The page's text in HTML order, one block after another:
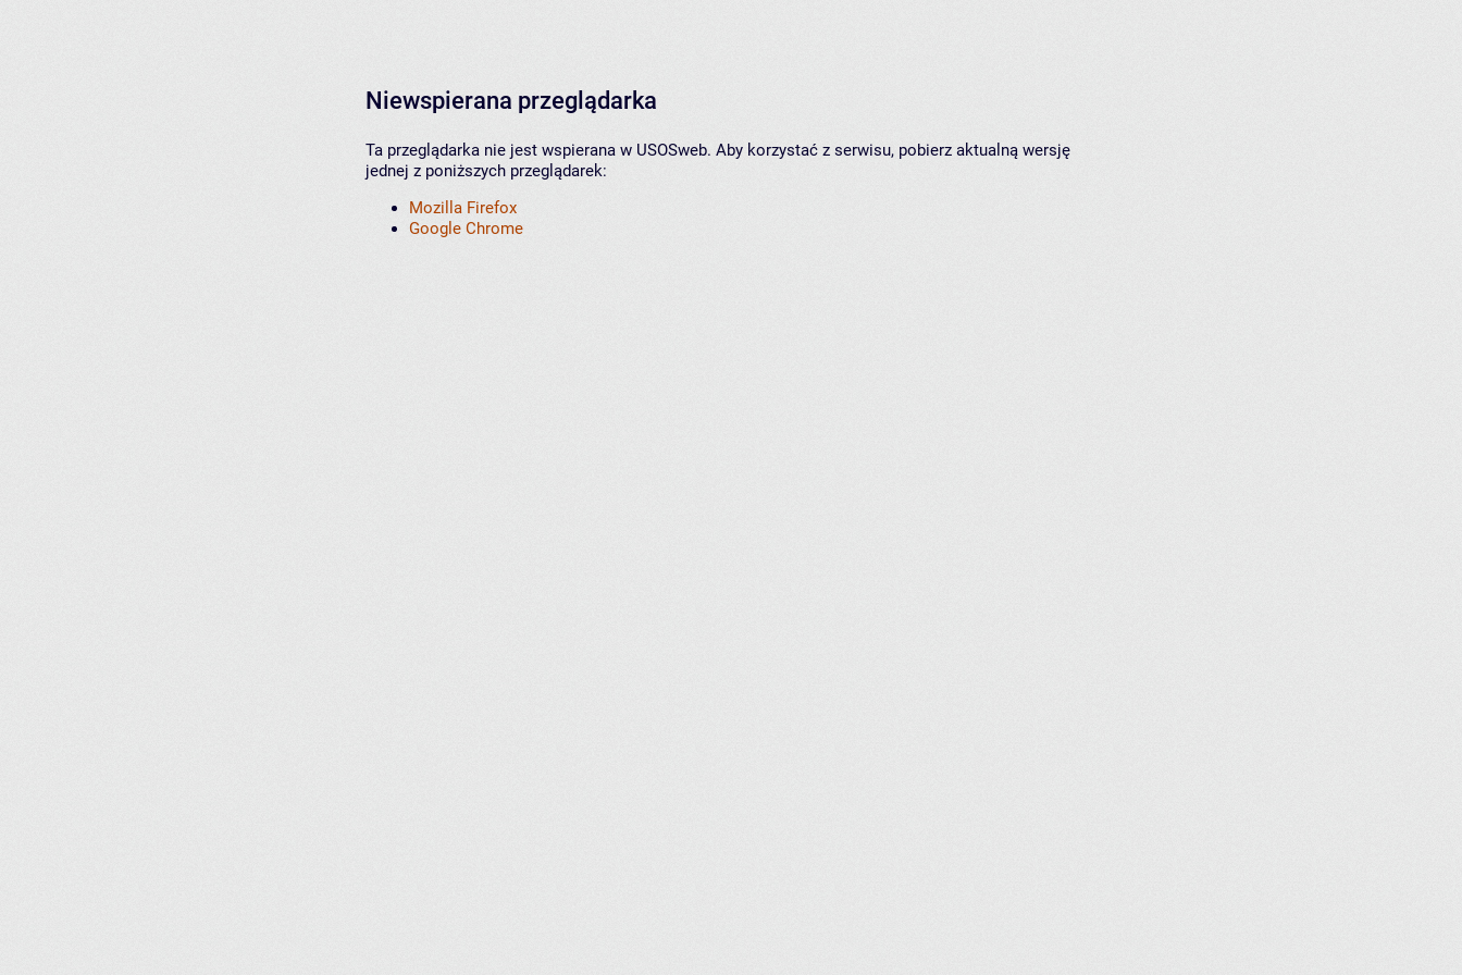
Niewspierana przeglądarka
Ta przeglądarka nie jest wspierana w USOSweb. Aby korzystać z serwisu, pobierz aktualną wersję
jednej z poniższych przeglądarek:
Mozilla Firefox
Google Chrome